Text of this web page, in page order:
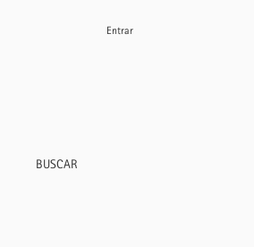
BUSCAR
Entrar